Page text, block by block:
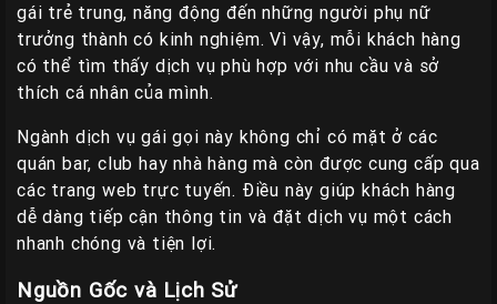
gái trẻ trung, năng động đến những người phụ nữ
trưởng thành có kinh nghiệm. Vì vậy, mỗi khách hàng
có thể tìm thấy dịch vụ phù hợp với nhu cầu và sở
thích cá nhân của mình.
Ngành dịch vụ gái gọi này không chỉ có mặt ở các
quán bar, club hay nhà hàng mà còn được cung cấp qua
các trang web trực tuyến. Điều này giúp khách hàng
dễ dàng tiếp cận thông tin và đặt dịch vụ một cách
nhanh chóng và tiện lợi.
Nguồn Gốc và Lịch Sử